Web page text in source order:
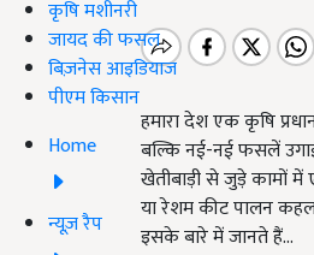
कृषि मशीनरी
जायद की फसल
बिज़नेस आइडियाज
पीएम किसान
Home
न्यूज़ रैप
हमारा देश एक कृषि
बल्कि नई-नई फसलें
खेतीबाड़ी से जुड़े कामों
या रेशम कीट पालन
इसके बारे में जानते हैं...